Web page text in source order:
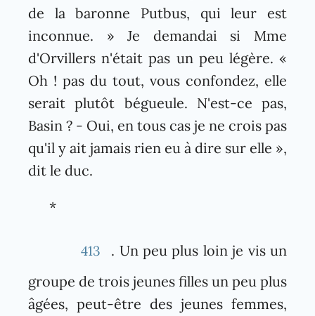
de la baronne Putbus, qui leur est
inconnue. » Je demandai si Mme
d'Orvillers n'était pas un peu légère. «
Oh ! pas du tout, vous confondez, elle
serait plutôt bégueule. N'est-ce pas,
Basin ? - Oui, en tous cas je ne crois pas
qu'il y ait jamais rien eu à dire sur elle »,
dit le duc.
*
413
. Un peu plus loin je vis un
groupe de trois jeunes filles un peu plus
âgées, peut-être des jeunes femmes,